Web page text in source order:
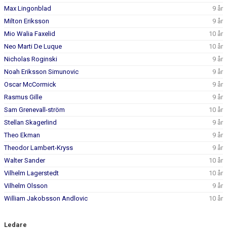
Max Lingonblad
9 år
Milton Eriksson
9 år
Mio Walia Faxelid
10 år
Neo Marti De Luque
10 år
Nicholas Roginski
9 år
Noah Eriksson Simunovic
9 år
Oscar McCormick
9 år
Rasmus Gille
9 år
Sam Grenevall-ström
10 år
Stellan Skagerlind
9 år
Theo Ekman
9 år
Theodor Lambert-Kryss
9 år
Walter Sander
10 år
Vilhelm Lagerstedt
10 år
Vilhelm Olsson
9 år
William Jakobsson Andlovic
10 år
Ledare